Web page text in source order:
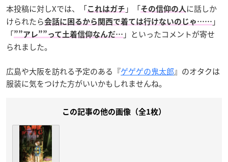
本投稿に対しXでは、「これはガチ 」「その信仰の人 に話しか
けられたら会話に困るから関西で着ては行けないのじゃ…… 」
「””アレ””って土着信仰なんだ… 」といったコメントが寄せ
られました。
広島や大阪を訪れる予定のある『ゲゲゲの鬼太郎』のオタクは
服装に気をつけた方がいいかもしれませんね。
この記事の他の画像（全1枚）